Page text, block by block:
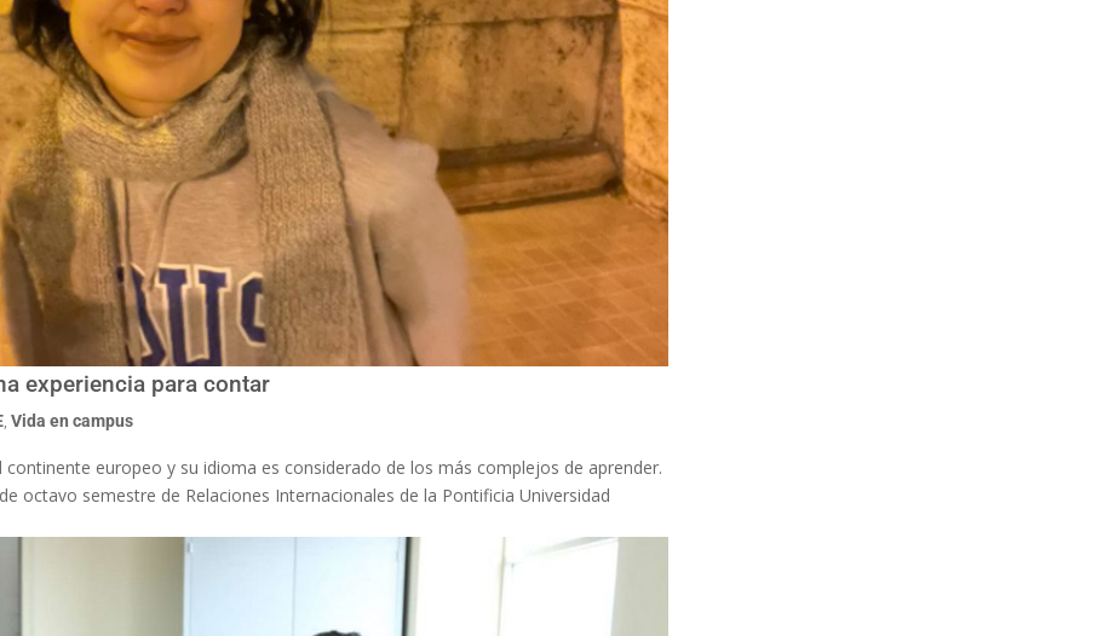
experiencia para contar
,Vida en campus
europeo y su idioma es considerado de los más complejos de aprender.
octavo semestre de Relaciones Internacionales de la Pontificia Universidad